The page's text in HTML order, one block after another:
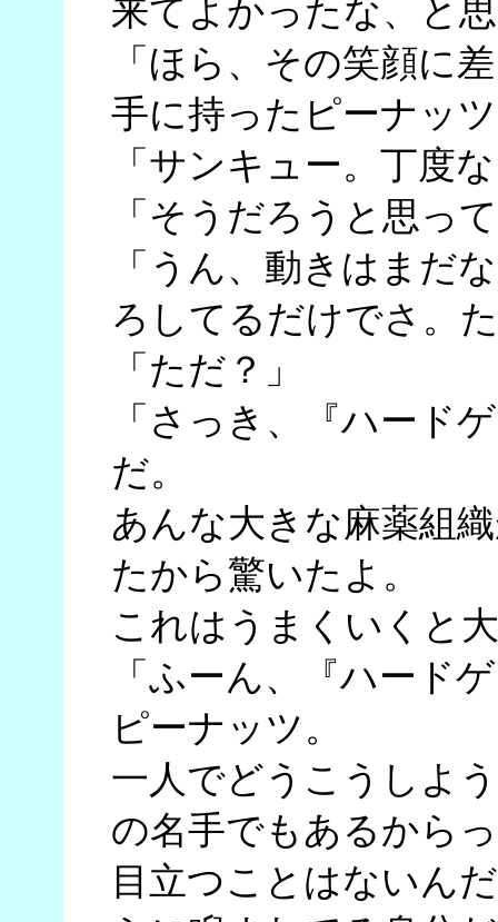
来てよかったな、と
「ほら、その笑顔に
手に持ったピーナッ
「サンキュー。丁度
「そうだろうと思っ
「うん、動きはまだ
ろしてるだけでさ。
「ただ？」
「さっき、『ハード
だ。
あんな大きな麻薬組
たから驚いたよ。
これはうまくいくと
「ふーん、『ハー
ピーナッツ。
一人でどうこうしよ
の名手でもあるから
目立つことはないん